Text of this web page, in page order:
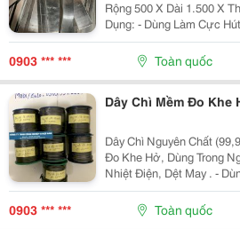
Rộng 500 X Dài 1.500 X Theo
Dụng: - Dùng Làm Cực Hút Kim Loại Vàng, Bạc,
Đồng....vv - Làm Điện Cực Mạ Kẽm, Làm Anot Chống
Ăn Mòn - Làm Công
0903 *** *** Toàn quốc
Dây Chì Mềm Đo Khe
Dây Chì Nguyên Chất (99,95%) 1. Ứng Dụng : -
Đo Khe Hở, Dùng Trong
Nhiệt Điện, Dệt May . - Dùng Sản Xuất Bấc Nến, Dùng
Trong Ngành Cơ Điện Tử , Kim
Chất Lõi Thép Dùng
0903 *** *** Toàn quốc